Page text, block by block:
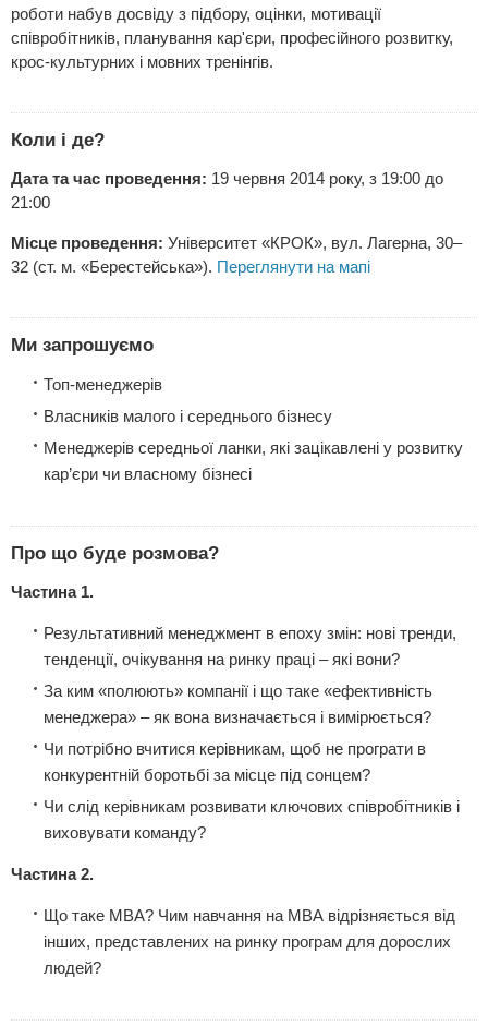
роботи набув досвіду з підбору, оцінки, мотивації
співробітників, планування кар'єри, професійного розвитку,
крос-культурних і мовних тренінгів.
Коли і де?
Дата та час проведення: 19 червня 2014 року, з 19:00 до
21:00
Місце проведення: Університет «КРОК», вул. Лагерна, 30–
32 (ст. м. «Берестейська»). Переглянути на мапі
Ми запрошуємо
Топ-менеджерів
Власників малого і середнього бізнесу
Менеджерів середньої ланки, які зацікавлені у розвитку
кар’єри чи власному бізнесі
Про що буде розмова?
Частина 1.
Результативний менеджмент в епоху змін: нові тренди,
тенденції, очікування на ринку праці – які вони?
За ким «полюють» компанії і що таке «ефективність
менеджера» – як вона визначається і вимірюється?
Чи потрібно вчитися керівникам, щоб не програти в
конкурентній боротьбі за місце під сонцем?
Чи слід керівникам розвивати ключових співробітників і
виховувати команду?
Частина 2.
Що таке МВА? Чим навчання на МВА відрізняється від
інших, представлених на ринку програм для дорослих
людей?